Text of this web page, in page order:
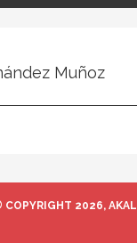
Muñoz
COPYRIGHT 2026, AKAL